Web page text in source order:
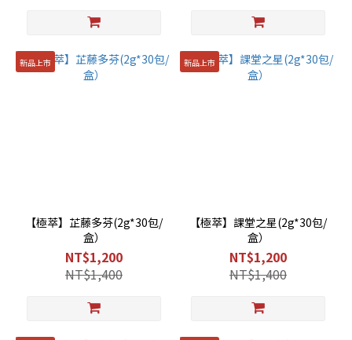
新品上市
【極萃】芷藤多芬(2g*30包/
盒）
NT$1,200
NT$1,400
新品上市
【極萃】課堂之星(2g*30包/
盒）
NT$1,200
NT$1,400